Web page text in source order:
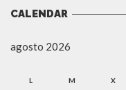
CALENDAR
agosto 2026
L M X